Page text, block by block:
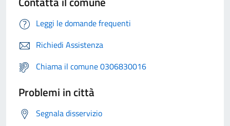
Leggi le domande frequenti
Richiedi Assistenza
Chiama il comune 0306830016
Problemi in città
Segnala disservizio